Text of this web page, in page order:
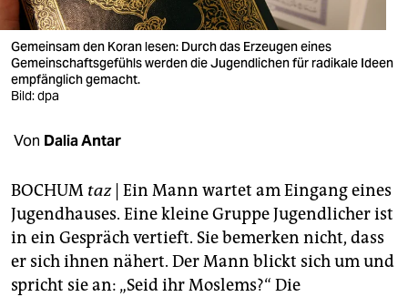
verlag
verlag
veranstaltungen
shop
unterstützen
abo
genossenschaft
Gemeinsam den Koran lesen: Durch das Erzeugen eines
Gemeinschaftsgefühls werden die Jugendlichen für radikale Ideen
empfänglich gemacht.
Bild: dpa
Von Dalia Antar
BOCHUM taz| Ein Mann wartet am Eingang eines
Jugendhauses. Eine kleine Gruppe Jugendlicher ist
in ein Gespräch vertieft. Sie bemerken nicht, dass
er sich ihnen nähert. Der Mann blickt sich um und
spricht sie an: „Seid ihr Moslems?“ Die